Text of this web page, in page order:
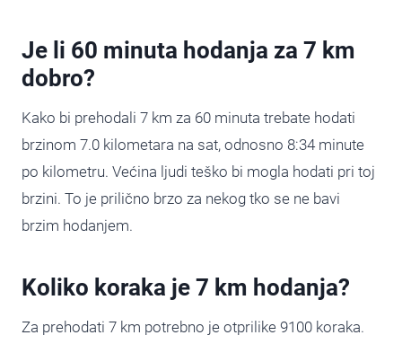
Je li 60 minuta hodanja za 7 km
dobro?
Kako bi prehodali 7 km za 60 minuta trebate hodati
brzinom 7.0 kilometara na sat, odnosno 8:34 minute
po kilometru. Većina ljudi teško bi mogla hodati pri toj
brzini. To je prilično brzo za nekog tko se ne bavi
brzim hodanjem.
Koliko koraka je 7 km hodanja?
Za prehodati 7 km potrebno je otprilike 9100 koraka.